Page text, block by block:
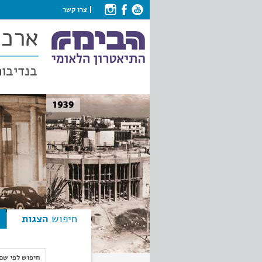
צרו קשר
חיפוש הצגות
חיפוש לפי